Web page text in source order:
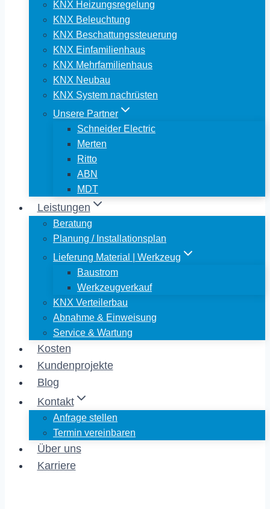
KNX Heizungsregelung
KNX Beleuchtung
KNX Beschattungssteuerung
KNX Einfamilienhaus
KNX Mehrfamilienhaus
KNX Neubau
KNX System nachrüsten
Unsere Partner
Schneider Electric
Merten
Ritto
ABN
MDT
Leistungen
Beratung
Planung / Installationsplan
Lieferung Material | Werkzeug
Baustrom
Werkzeugverkauf
KNX Verteilerbau
Abnahme & Einweisung
Service & Wartung
Kosten
Kundenprojekte
Blog
Kontakt
Anfrage stellen
Termin vereinbaren
Über uns
Karriere